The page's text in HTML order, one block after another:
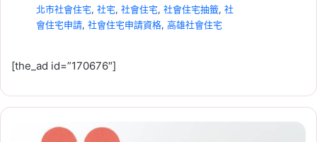
北市社會住宅, 社宅, 社會住宅, 社會住宅抽籤, 社
會住宅申請, 社會住宅申請資格, 高雄社會住宅
2026-07-23
[the_ad id=”170676″]